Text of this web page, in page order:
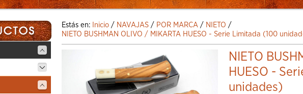
Estás en: Inicio / NAVAJAS / POR MARCA / NIETO /
NIETO BUSHMAN OLIVO / MIKARTA HUESO - Serie Limitada (100
NIETO
HUESO -
unidades)